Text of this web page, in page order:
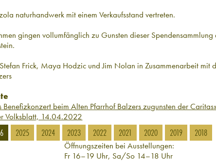
naturhandwerk mit einem Verkaufsstand vertreten.
gingen vollumfänglich zu Gunsten dieser Spendensammlung
Frick, Maya Hodzic und Jim Nolan in Zusammenarbeit mit
Benefizkonzert beim Alten Pfarrhof Balzers zugunsten der
Volksblatt, 14.04.2022
2025 2024 2023 2022 2021 2020 2019 2018
Öffnungszeiten bei Ausstellungen:
Fr 16–19 Uhr, Sa/So 14–18 Uhr